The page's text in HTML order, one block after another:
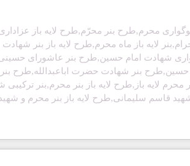
محرم,طرح بنر محرّم,طرح لایه باز
لایه باز ماه محرم,طرح لایه باز بنر
شهادت امام حسین,طرح بنر عاشورای
حسین,طرح بنر شهادت حضرت اباعبدالله,طرح
لایه باز,طرح لایه باز بنر محرم,بنر
قاسم سلیمانی,طرح لایه باز بنر محرم و